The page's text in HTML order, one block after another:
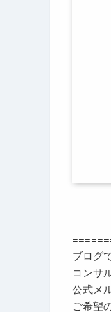
ブログ
コンサ
公式メ
ご希望